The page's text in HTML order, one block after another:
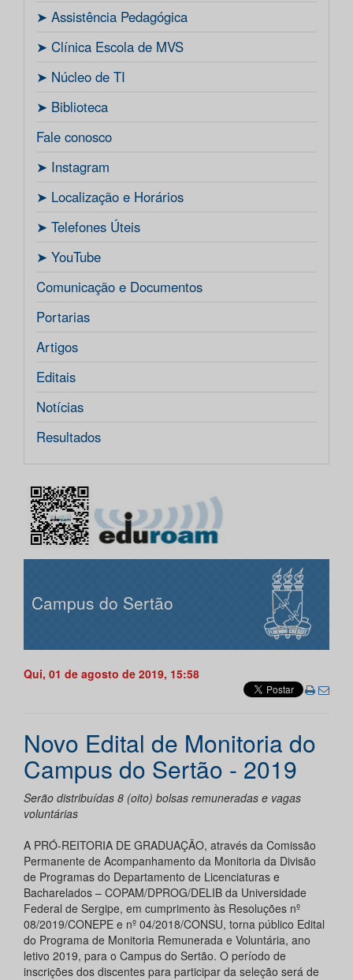
ㅤ➤ Assistência Pedagógica
ㅤ➤ Clínica Escola de MVS
ㅤ➤ Núcleo de TI
ㅤ➤ Biblioteca
Fale conosco
ㅤ➤ Instagram
ㅤ➤ Localização e Horários
ㅤ➤ Telefones Úteis
ㅤ➤ YouTube
Comunicação e Documentos
Portarias
Artigos
Editais
Notícias
Resultados
Campus do Sertão
Qui, 01 de agosto de 2019, 15:58
Novo Edital de Monitoria do
Campus do Sertão - 2019
Serão distribuídas 8 (oito) bolsas remuneradas e vagas
voluntárias
A PRÓ-REITORIA DE GRADUAÇÃO, através da Comissão
Permanente de Acompanhamento da Monitoria da Divisão
de Programas do Departamento de Licenciaturas e
Bacharelados – COPAM/DPROG/DELIB da Universidade
Federal de Sergipe, em cumprimento às Resoluções nº
08/2019/CONEPE e nº 04/2018/CONSU, torna público Edital
do Programa de Monitoria Remunerada e Voluntária, ano
letivo 2019, para o Campus do Sertão. O período de
inscrições dos discentes para participar da seleção será de